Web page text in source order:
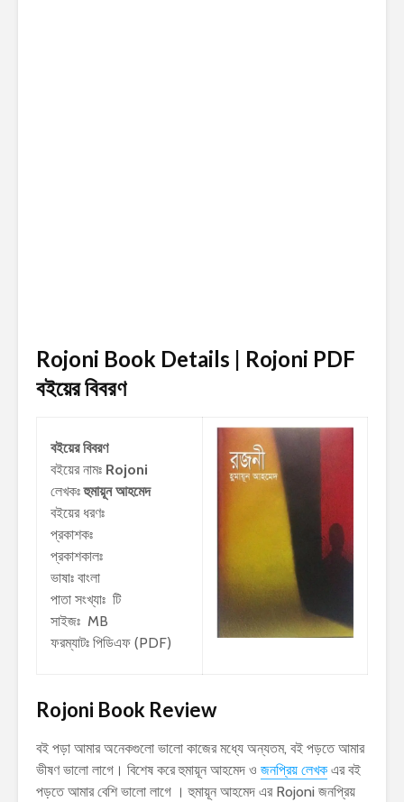
Rojoni Book Details | Rojoni PDF
বইয়ের বিবরণ
বইয়ের বিবরণ
বইয়ের নামঃ Rojoni
লেখকঃহুমায়ূন আহমেদ
বইয়ের ধরণঃ
প্রকাশকঃ
প্রকাশকালঃ
ভাষাঃ বাংলা
পাতা সংখ্যাঃ টি
সাইজঃ MB
ফরম্যাটঃ পিডিএফ (PDF)
Rojoni Book Review
বই পড়া আমার অনেকগুলো ভালো কাজের মধ্যে অন্যতম, বই পড়তে আমার
ভীষণ ভালো লাগে। বিশেষ করে হুমায়ূন আহমেদ ও জনপ্রিয় লেখক এর বই
পড়তে আমার বেশি ভালো লাগে । হুমায়ূন আহমেদ এর Rojoni জনপ্রিয়